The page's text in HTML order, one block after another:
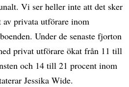
Vi ser heller inte att det sker
privata utförare inom
Under de senaste fjorton
privat utförare ökat från 11 till
och 14 till 21 procent inom
Jessika Wide.